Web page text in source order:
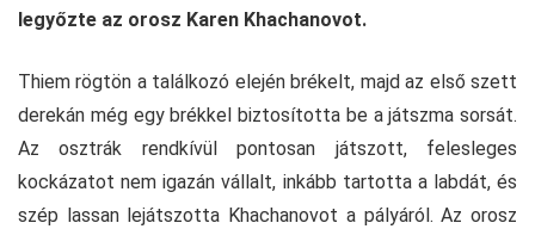
legyőzte az orosz Karen Khachanovot.
Thiem rögtön a találkozó elején brékelt, majd az első szett
derekán még egy brékkel biztosította be a játszma sorsát.
Az osztrák rendkívül pontosan játszott, felesleges
kockázatot nem igazán vállalt, inkább tartotta a labdát, és
szép lassan lejátszotta Khachanovot a pályáról. Az orosz